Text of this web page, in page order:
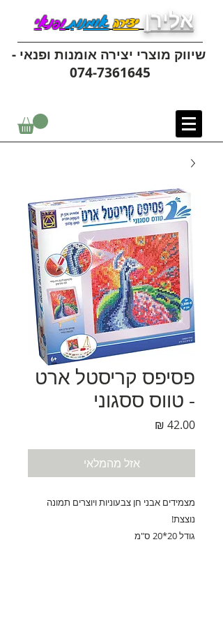
אלירן יצירהאומנותופנאי
שיווק מוצרי יצירה אומנות ופנאי -
074-7361645
פסיפס קריסטל ארט
- טווס ססגוני
אזל מהמלאי
מצמידים אבני חן צבעוניות ויוצרים תמונה
נוצצת!
גודל 20*20 ס"מ